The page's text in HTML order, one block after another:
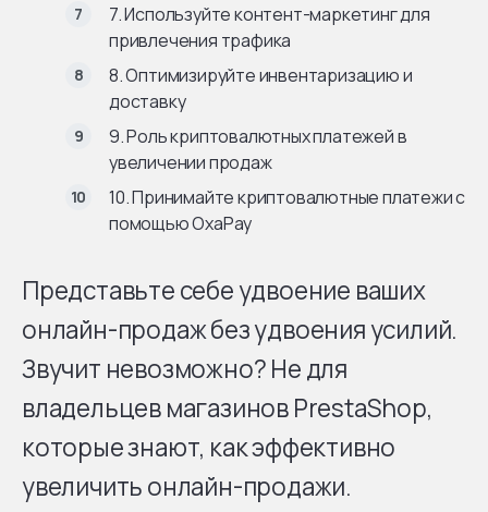
7. Используйте контент-маркетинг для
привлечения трафика
8. Оптимизируйте инвентаризацию и
доставку
9. Роль криптовалютных платежей в
увеличении продаж
10. Принимайте криптовалютные платежи с
помощью OxaPay
Представьте себе удвоение ваших
онлайн-продаж без удвоения усилий.
Звучит невозможно? Не для
владельцев магазинов PrestaShop,
которые знают, как эффективно
увеличить онлайн-продажи.